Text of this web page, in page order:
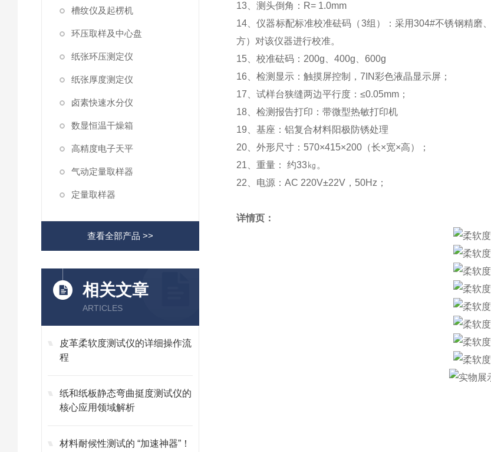
槽纹仪及起楞机
环压取样及中心盘
纸张环压测定仪
纸张厚度测定仪
卤素快速水分仪
数显恒温干燥箱
高精度电子天平
气动定量取样器
定量取样器
查看全部产品 >>
相关文章
ARTICLES
皮革柔软度测试仪的详细操作流
程
纸和纸板静态弯曲挺度测试仪的
核心应用领域解析
材料耐候性测试的 “加速神器”！
13、测头倒角：R= 1.0mm
14、仪器标配标准校准砝码（3组）：采用304#不锈钢精磨
方）对该仪器进行校准。
15、校准砝码：200g、400g、600g
16、检测显示：触摸屏控制，7IN彩色液晶显示屏；
17、试样台狭缝两边平行度：≤0.05mm；
18、检测报告打印：带微型热敏打印机
19、基座：铝复合材料阳极防锈处理
20、外形尺寸：570×415×200（长×宽×高）；
21、重量： 约33㎏。
22、电源：AC 220V±22V，50Hz；
详情页：